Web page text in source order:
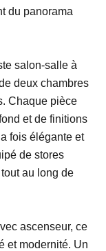
du panorama
salon-salle à
deux chambres
Chaque pièce
et de finitions
fois élégante et
de stores
au long de
ascenseur, ce
et modernité. Un